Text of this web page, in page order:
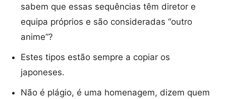
sabem que essas sequências têm diretor e
equipa próprios e são consideradas “outro
anime”?
Estes tipos estão sempre a copiar os
japoneses.
Não é plágio, é uma homenagem, dizem quem